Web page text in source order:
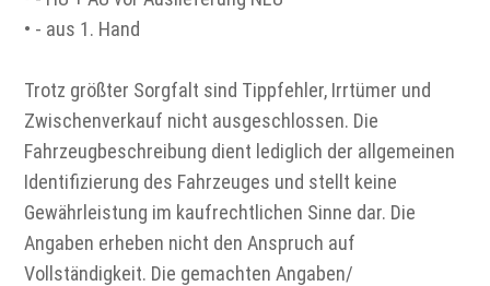
• - aus 1. Hand
Trotz größter Sorgfalt sind Tippfehler, Irrtümer und
Zwischenverkauf nicht ausgeschlossen. Die
Fahrzeugbeschreibung dient lediglich der allgemeinen
Identifizierung des Fahrzeuges und stellt keine
Gewährleistung im kaufrechtlichen Sinne dar. Die
Angaben erheben nicht den Anspruch auf
Vollständigkeit. Die gemachten Angaben/